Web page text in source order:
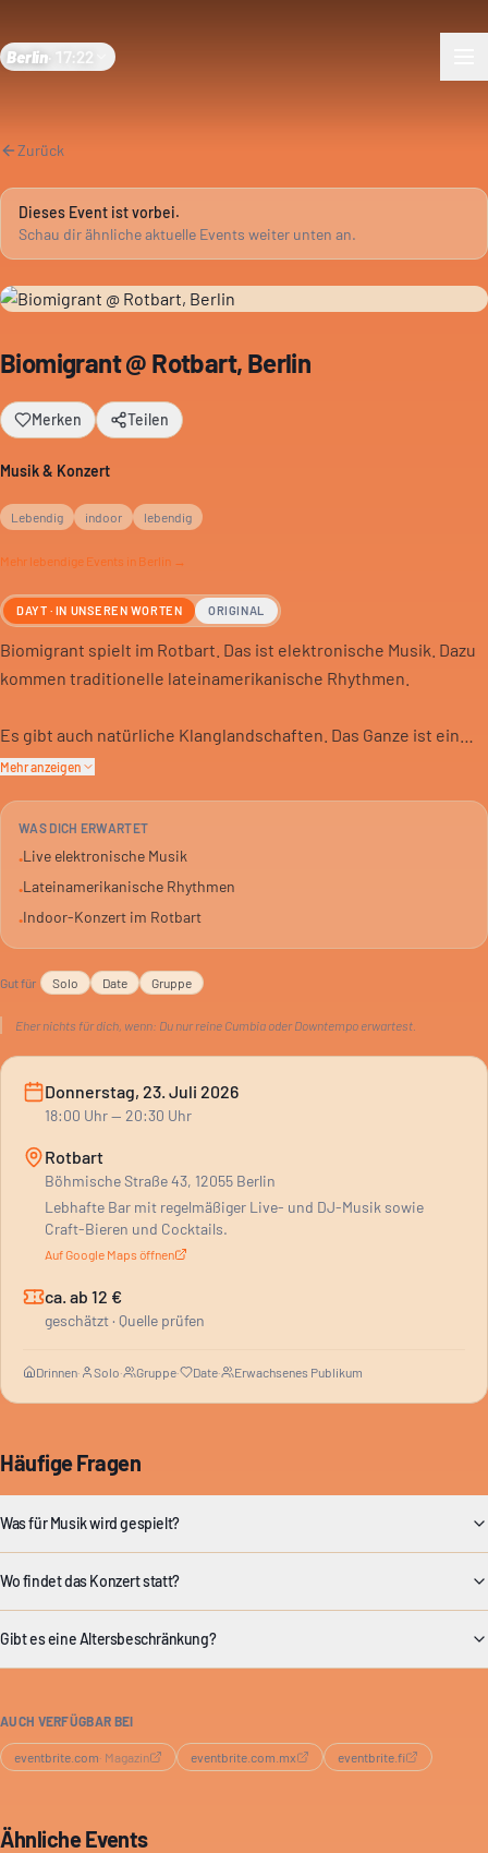
Berlin 17:22
Zurück
Dieses Event ist vorbei.
Schau dir ähnliche aktuelle Events weiter unten an.
Biomigrant @ Rotbart, Berlin
Merken Teilen
Musik & Konzert
Lebendig indoor lebendig
Mehr lebendige Events in Berlin →
DAYT · IN UNSEREN WORTEN ORIGINAL
Biomigrant spielt im Rotbart. Das ist elektronische Musik. Dazu
kommen traditionelle lateinamerikanische Rhythmen.
Es gibt auch natürliche Klanglandschaften. Das Ganze ist ein
Live-Konzert.
Das Rotbart ist in Berlin. Du hörst eine Mischung, die nicht
alltäglich ist. Von 18:00 bis 20:30 Uhr.
Mehr anzeigen
WAS DICH ERWARTET
•Live elektronische Musik
•Lateinamerikanische Rhythmen
•Indoor-Konzert im Rotbart
Gut für Solo Date Gruppe
Eher nichts für dich, wenn: Du nur reine Cumbia oder Downtempo erwartest.
Donnerstag, 23. Juli 2026
18:00 Uhr— 20:30 Uhr
Rotbart
Böhmische Straße 43, 12055 Berlin
Lebhafte Bar mit regelmäßiger Live- und DJ-Musik sowie
Craft-Bieren und Cocktails.
Auf Google Maps öffnen
ca. ab 12 €
geschätzt · Quelle prüfen
Drinnen· Solo· Gruppe· Date· Erwachsenes Publikum
Häufige Fragen
Was für Musik wird gespielt?
Wo findet das Konzert statt?
Gibt es eine Altersbeschränkung?
AUCH VERFÜGBAR BEI
eventbrite.com· Magazin eventbrite.com.mx eventbrite.fi
Ähnliche Events